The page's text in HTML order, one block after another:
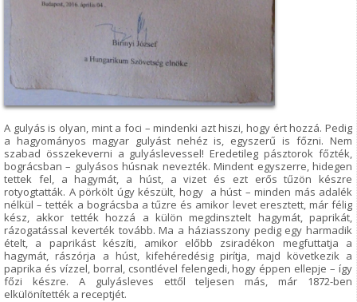
A gulyás is olyan, mint a foci – mindenki azt hiszi, hogy ért hozzá. Pedig
a hagyományos magyar gulyást nehéz is, egyszerű is főzni. Nem
szabad összekeverni a gulyáslevessel! Eredetileg pásztorok főzték,
bográcsban – gulyásos húsnak nevezték. Mindent egyszerre, hidegen
tettek fel, a hagymát, a húst, a vizet és ezt erős tűzön készre
rotyogtatták. A pörkölt úgy készült, hogy a húst – minden más adalék
nélkül – tették a bográcsba a tűzre és amikor levet eresztett, már félig
kész, akkor tették hozzá a külön megdinsztelt hagymát, paprikát,
rázogatással keverték tovább. Ma a háziasszony pedig egy harmadik
ételt, a paprikást készíti, amikor előbb zsiradékon megfuttatja a
hagymát, rászórja a húst, kifehéredésig pirítja, majd következik a
paprika és vízzel, borral, csontlével felengedi, hogy éppen ellepje – így
főzi készre. A gulyásleves ettől teljesen más, már 1872-ben
elkülönítették a receptjét.